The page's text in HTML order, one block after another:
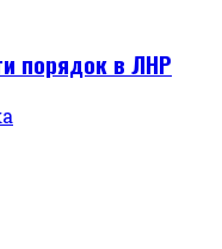
порядок в ЛНР